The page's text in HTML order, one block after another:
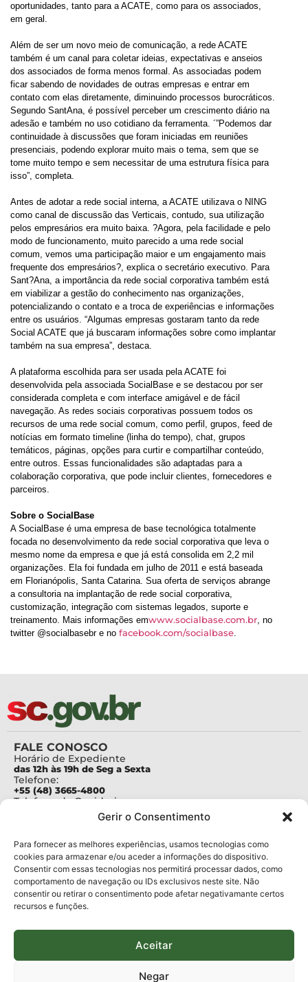
Gerir o Consentimento
Para fornecer as melhores experiências, usamos tecnologias como
cookies para armazenar e/ou aceder a informações do dispositivo.
Consentir com essas tecnologias nos permitirá processar dados, como
comportamento de navegação ou IDs exclusivos neste site. Não
consentir ou retirar o consentimento pode afetar negativamante certos
recursos e funções.
Aceitar
Negar
oportunidades, tanto para a ACATE, como para os associados,
em geral.
Além de ser um novo meio de comunicação, a rede ACATE
também é um canal para coletar ideias, expectativas e anseios
dos associados de forma menos formal. As associadas podem
ficar sabendo de novidades de outras empresas e entrar em
contato com elas diretamente, diminuindo processos burocráticos.
Segundo SantAna, é possível perceber um crescimento diário na
adesão e também no uso cotidiano da ferramenta. ´”Podemos dar
continuidade à discussões que foram iniciadas em reuniões
presenciais, podendo explorar muito mais o tema, sem que se
tome muito tempo e sem necessitar de uma estrutura física para
isso”, completa.
Antes de adotar a rede social interna, a ACATE utilizava o NING
como canal de discussão das Verticais, contudo, sua utilização
pelos empresários era muito baixa. ?Agora, pela facilidade e pelo
modo de funcionamento, muito parecido a uma rede social
comum, vemos uma participação maior e um engajamento mais
frequente dos empresários?, explica o secretário executivo. Para
Sant?Ana, a importância da rede social corporativa também está
em viabilizar a gestão do conhecimento nas organizações,
potencializando o contato e a troca de experiências e informações
entre os usuários. “Algumas empresas gostaram tanto da rede
Social ACATE que já buscaram informações sobre como implantar
também na sua empresa”, destaca.
A plataforma escolhida para ser usada pela ACATE foi
desenvolvida pela associada SocialBase e se destacou por ser
considerada completa e com interface amigável e de fácil
navegação. As redes sociais corporativas possuem todos os
recursos de uma rede social comum, como perfil, grupos, feed de
notícias em formato timeline (linha do tempo), chat, grupos
temáticos, páginas, opções para curtir e compartilhar conteúdo,
entre outros. Essas funcionalidades são adaptadas para a
colaboração corporativa, que pode incluir clientes, fornecedores e
parceiros.
Sobre o SocialBase
A SocialBase é uma empresa de base tecnológica totalmente
focada no desenvolvimento da rede social corporativa que leva o
mesmo nome da empresa e que já está consolida em 2,2 mil
organizações. Ela foi fundada em julho de 2011 e está baseada
em Florianópolis, Santa Catarina. Sua oferta de serviços abrange
a consultoria na implantação de rede social corporativa,
customização, integração com sistemas legados, suporte e
treinamento. Mais informações emwww.socialbase.com.br, no
twitter @socialbasebr e no facebook.com/socialbase.
FALE CONOSCO
Horário de Expediente
das 12h às 19h de Seg a Sexta
Telefone:
+55 (48) 3665-4800
Telefone da Ouvidoria
Para assuntos relacionados à Pesquisa
pesquisa@fapesc.sc.gov.br
Para assuntos relacionados à Inovação
inovacao@fapesc.sc.gov.br
Para assuntos relacionados à Bolsas
bolsas@fapesc.sc.gov.br
Para assuntos relacionados à Prestação de Contas
Para assuntos relacionados à Plataforma
plataforma@fapesc.sc.gov.br
Jair Artur da Silva dpo@fapesc.sc.gov.br 3665-4831